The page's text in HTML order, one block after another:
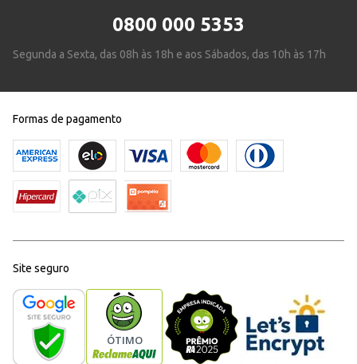
0800 000 5353
Segunda a Sexta, das 08h às 18h e aos Sábados, das 10h às 17h
Formas de pagamento
Site seguro